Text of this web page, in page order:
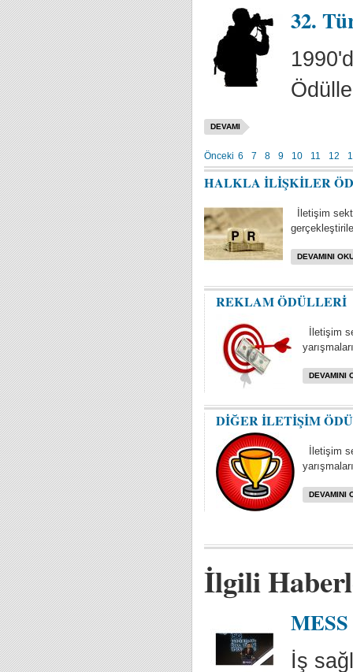
32.
DEVAMI
Önceki 6 7 8 9 10 11 12
HALKLA İLİŞKİLER
İletişim
DEVAMINI
REKLAM ÖDÜLLERİ
İletişim
DEVAMINI
DİĞER İLETİŞİM
İletişim
DEVAMINI
İlgili
İş